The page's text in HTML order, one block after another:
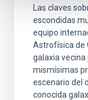
Las claves
escondidas
equipo
Astrofísica de
galaxia
mismísimas
escenario del
conocida